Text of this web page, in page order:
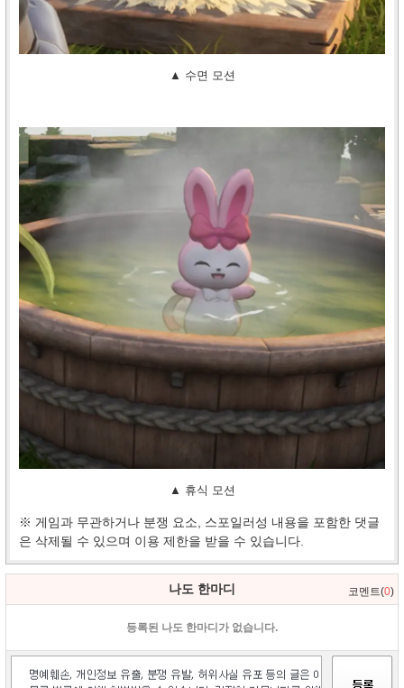
▲ 수면 모션
▲ 휴식 모션
※ 게임과 무관하거나 분쟁 요소, 스포일러성 내용을 포함한 댓글
은 삭제될 수 있으며 이용 제한을 받을 수 있습니다.
나도 한마디 코멘트(0)
등록된 나도 한마디가 없습니다.